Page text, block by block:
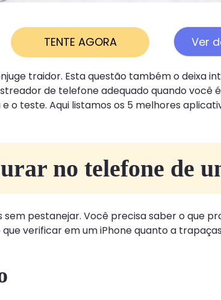
TENTE AGORA Ver
traidor. Esta questão também o deixa
de telefone adequado quando
o teste. Aqui listamos os 5 melhores
no telefone de
sem pestanejar. Você precisa saber o
verificar em um iPhone quanto a